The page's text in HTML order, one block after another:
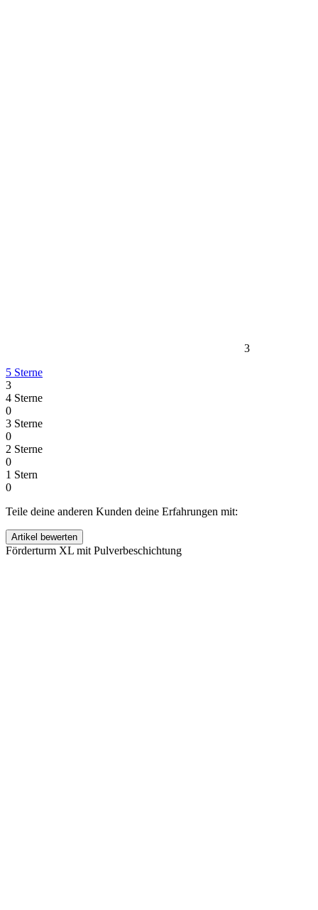
3
5 Sterne
3
4 Sterne
0
3 Sterne
0
2 Sterne
0
1 Stern
0
Teile deine anderen Kunden deine Erfahrungen mit:
Förderturm XL mit Pulverbeschichtung